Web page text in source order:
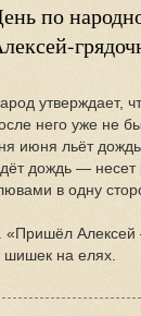
по
утверждает,
него уже не
июня льёт
дождь — несет
в одну
«Пришёл
на елях.